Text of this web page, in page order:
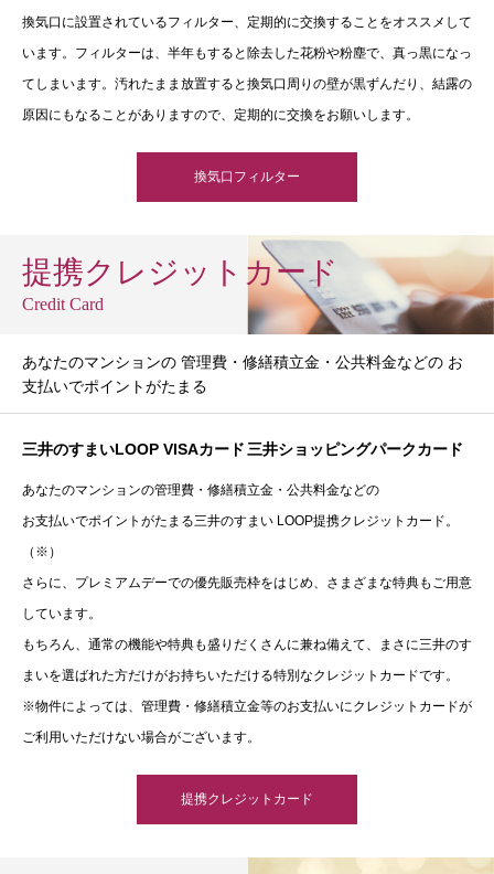
換気口に設置されているフィルター、定期的に交換することをオススメして
います。フィルターは、半年もすると除去した花粉や粉塵で、真っ黒になっ
てしまいます。汚れたまま放置すると換気口周りの壁が黒ずんだり、結露の
原因にもなることがありますので、定期的に交換をお願いします。
換気口フィルター
提携クレジットカード
Credit Card
あなたのマンションの 管理費・修繕積立金・公共料金などの お
支払いでポイントがたまる
三井のすまいLOOP VISAカード 三井ショッピングパークカード
あなたのマンションの管理費・修繕積立金・公共料金などの
お支払いでポイントがたまる三井のすまい LOOP提携クレジットカード。
（※）
さらに、プレミアムデーでの優先販売枠をはじめ、さまざまな特典もご用意
しています。
もちろん、通常の機能や特典も盛りだくさんに兼ね備えて、まさに三井のす
まいを選ばれた方だけがお持ちいただける特別なクレジットカードです。
※物件によっては、管理費・修繕積立金等のお支払いにクレジットカードが
ご利用いただけない場合がございます。
提携クレジットカード